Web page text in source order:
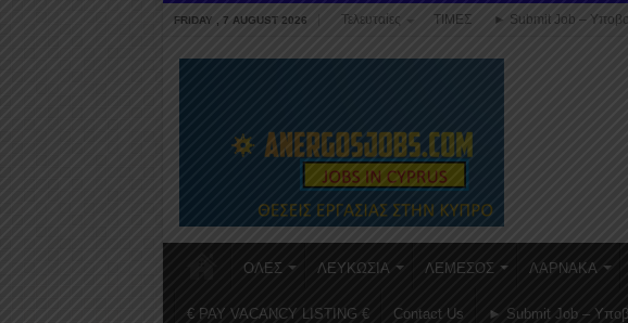
FRIDAY , 7 AUGUST 2026 Τελευταίες ΤΙΜΕΣ ► Submit Job –
ΟΛΕΣ ΛΕΥΚΩΣΙΑ ΛΕΜΕΣΟΣ ΛΑΡΝΑΚΑ
€ PAY VACANCY LISTING € Contact Us ► Submit Job –